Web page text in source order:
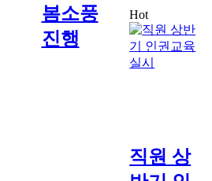
봄소풍
진행
Hot
직원 상